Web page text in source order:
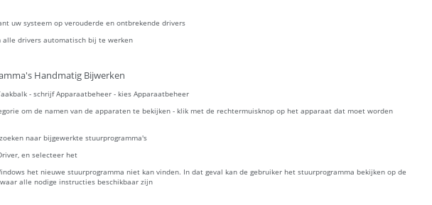
uw systeem op verouderde en ontbrekende drivers
alle drivers automatisch bij te werken
Handmatig Bijwerken
- schrijf Apparaatbeheer - kies Apparaatbeheer
om de namen van de apparaten te bekijken - klik met de rechtermuisknop op het apparaat dat moet worden
naar bijgewerkte stuurprogramma's
en selecteer het
het nieuwe stuurprogramma niet kan vinden. In dat geval kan de gebruiker het stuurprogramma bekijken op de
alle nodige instructies beschikbaar zijn